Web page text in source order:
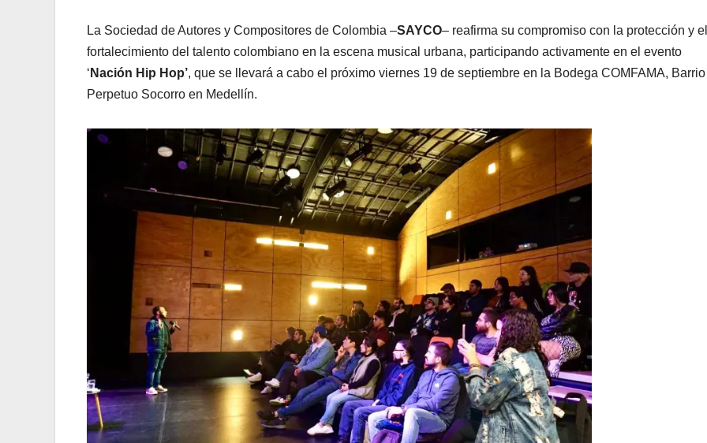
La Sociedad de Autores y Compositores de Colombia –SAYCO– reafirma su compromiso con la protección y el
fortalecimiento del talento colombiano en la escena musical urbana, participando activamente en el evento
‘ Nación Hip Hop’, que se llevará a cabo el próximo viernes 19 de septiembre en la Bodega COMFAMA,
Perpetuo Socorro en Medellín.